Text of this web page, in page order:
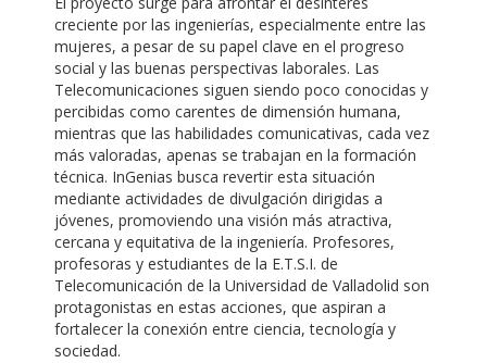
creciente por las ingenierías, especialmente entre las
mujeres, a pesar de su papel clave en el progreso
social y las buenas perspectivas laborales. Las
Telecomunicaciones siguen siendo poco conocidas y
percibidas como carentes de dimensión humana,
mientras que las habilidades comunicativas, cada vez
más valoradas, apenas se trabajan en la formación
técnica. InGenias busca revertir esta situación
mediante actividades de divulgación dirigidas a
jóvenes, promoviendo una visión más atractiva,
cercana y equitativa de la ingeniería. Profesores,
profesoras y estudiantes de la E.T.S.I. de
Telecomunicación de la Universidad de Valladolid son
protagonistas en estas acciones, que aspiran a
fortalecer la conexión entre ciencia, tecnología y
sociedad.